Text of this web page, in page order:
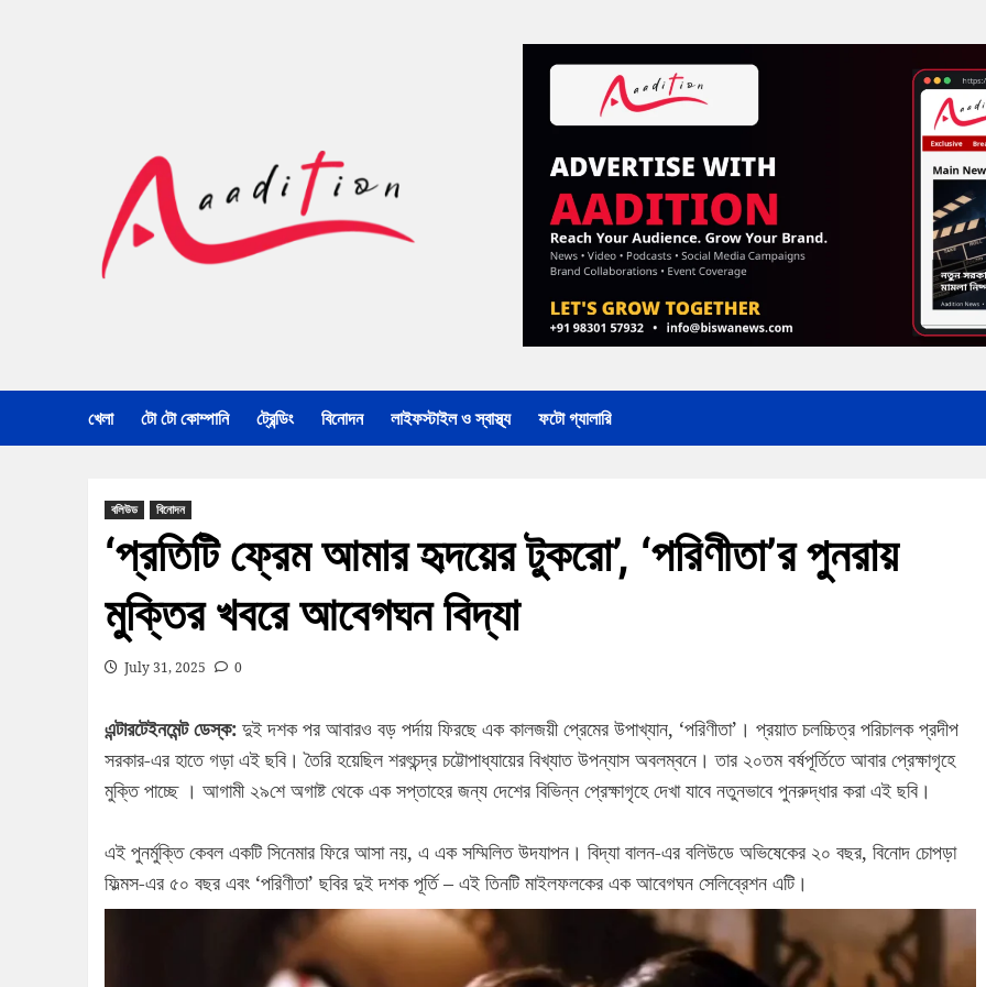
খেলা টো টো কোম্পানি ট্রেন্ডিং বিনোদন লাইফস্টাইল ও স্বাস্থ্য ফটো গ্যালারি
বলিউড বিনোদন
‘প্রতিটি ফ্রেম আমার হৃদয়ের টুকরো’, ‘পরিণীতা’র পুনরায়
মুক্তির খবরে আবেগঘন বিদ্যা
July 31, 2025 0
এন্টারটেইনমেন্ট ডেস্ক: দুই দশক পর আবারও বড় পর্দায় ফিরছে এক কালজয়ী প্রেমের উপাখ্যান, ‘পরিণীতা’। প্রয়াত চলচ্চিত্র পরিচালক প্রদীপ
সরকার-এর হাতে গড়া এই ছবি। তৈরি হয়েছিল শরৎচন্দ্র চট্টোপাধ্যায়ের বিখ্যাত উপন্যাস অবলম্বনে। তার ২০তম বর্ষপূর্তিতে আবার প্রেক্ষাগৃহে
মুক্তি পাচ্ছে । আগামী ২৯শে অগাষ্ট থেকে এক সপ্তাহের জন্য দেশের বিভিন্ন প্রেক্ষাগৃহে দেখা যাবে নতুনভাবে পুনরুদ্ধার করা এই ছবি।
এই পুনর্মুক্তি কেবল একটি সিনেমার ফিরে আসা নয়, এ এক সম্মিলিত উদযাপন। বিদ্যা বালন-এর বলিউডে অভিষেকের ২০ বছর, বিনোদ চোপড়া
ফিল্মস-এর ৫০ বছর এবং ‘পরিণীতা’ ছবির দুই দশক পূর্তি – এই তিনটি মাইলফলকের এক আবেগঘন সেলিব্রেশন এটি।